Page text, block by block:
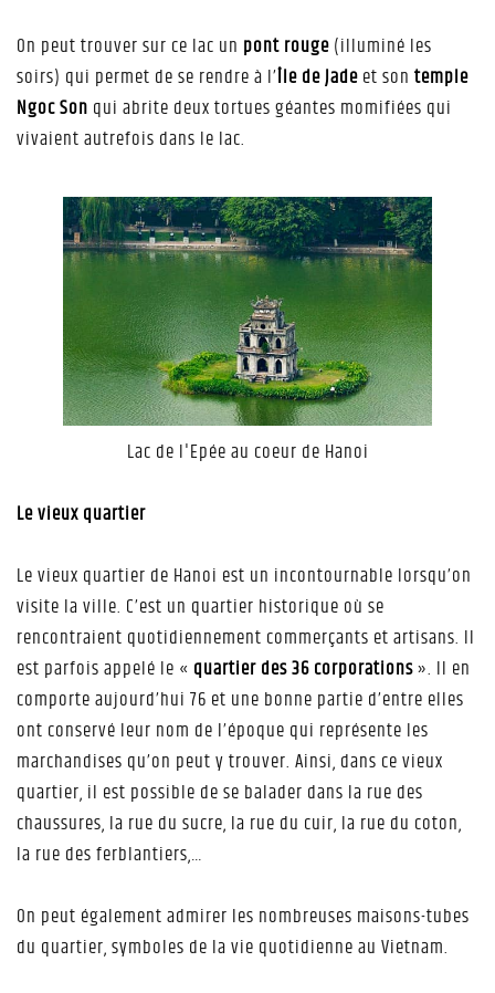
On peut trouver sur ce lac un pont rouge(illuminé les
soirs) qui permet de se rendre à l’Île de Jadeet son temple
Ngoc Son qui abrite deux tortues géantes momifiées qui
vivaient autrefois dans le lac.
Lac de l'Epée au coeur de Hanoi
Le vieux quartier
Le vieux quartier de Hanoi est un incontournable lorsqu’on
visite la ville. C’est un quartier historique où se
rencontraient quotidiennement commerçants et artisans. Il
est parfois appelé le « quartier des 36 corporations». Il en
comporte aujourd’hui 76 et une bonne partie d’entre elles
ont conservé leur nom de l’époque qui représente les
marchandises qu’on peut y trouver. Ainsi, dans ce vieux
quartier, il est possible de se balader dans la rue des
chaussures, la rue du sucre, la rue du cuir, la rue du coton,
la rue des ferblantiers,…
On peut également admirer les nombreuses maisons-tubes
du quartier, symboles de la vie quotidienne au Vietnam.